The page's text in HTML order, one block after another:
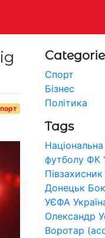
Спорт
Бізнес
Політика
Tags
Національна
футболу ФК
Півзахисник
Донецьк
УЄФА
Олександр
Воротар